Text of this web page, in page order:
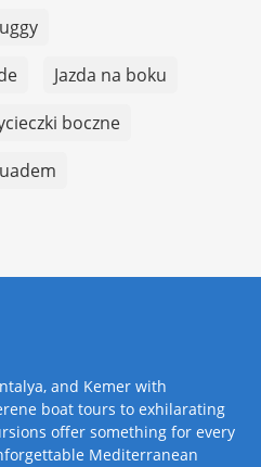
Jazda na boku
boczne
and Kemer with
boat tours to exhilarating
offer something for every
Mediterranean